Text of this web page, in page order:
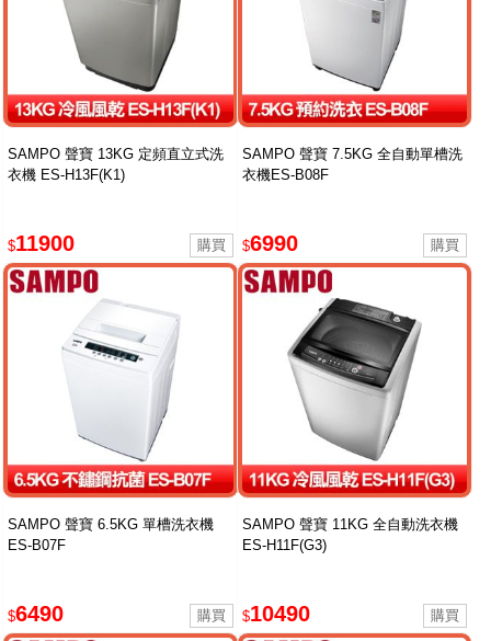
SAMPO 聲寶 13KG 定頻直立式洗
衣機 ES-H13F(K1)
$11900
SAMPO 聲寶 7.5KG 全自動單槽洗
衣機ES-B08F
$6990
SAMPO 聲寶 6.5KG 單槽洗衣機
ES-B07F
$6490
SAMPO 聲寶 11KG 全自動洗衣機
ES-H11F(G3)
$10490